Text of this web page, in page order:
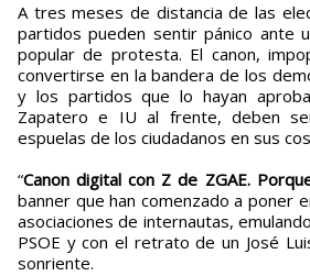
A tres meses de distancia de las
partidos pueden sentir pánico ante
popular de protesta. El canon,
convertirse en la bandera de los
y los partidos que lo hayan
Zapatero e IU al frente, deben
espuelas de los ciudadanos en sus
“Canon digital con Z de ZGAE.
banner que han comenzado a poner
asociaciones de internautas,
PSOE y con el retrato de un José
sonriente.